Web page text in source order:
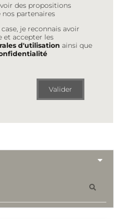
des propositions
partenaires
je reconnais avoir
et accepter les
d'utilisation ainsi que
Valider